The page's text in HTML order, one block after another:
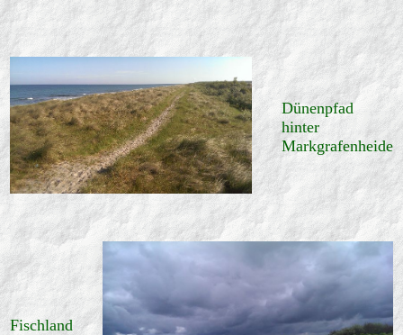
Dünenpfad
hinter
Markgrafenheide
Fischland